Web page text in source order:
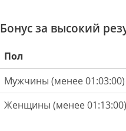
Бонус за высокий
Пол
Мужчины (менее 01:03:00)
Женщины (менее 01:13:00)